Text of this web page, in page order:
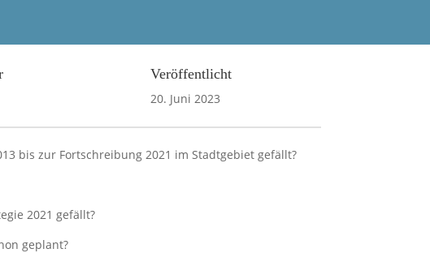
Veröffentlicht
20. Juni 2023
bis zur Fortschreibung 2021 im Stadtgebiet gefällt?
2021 gefällt?
geplant?